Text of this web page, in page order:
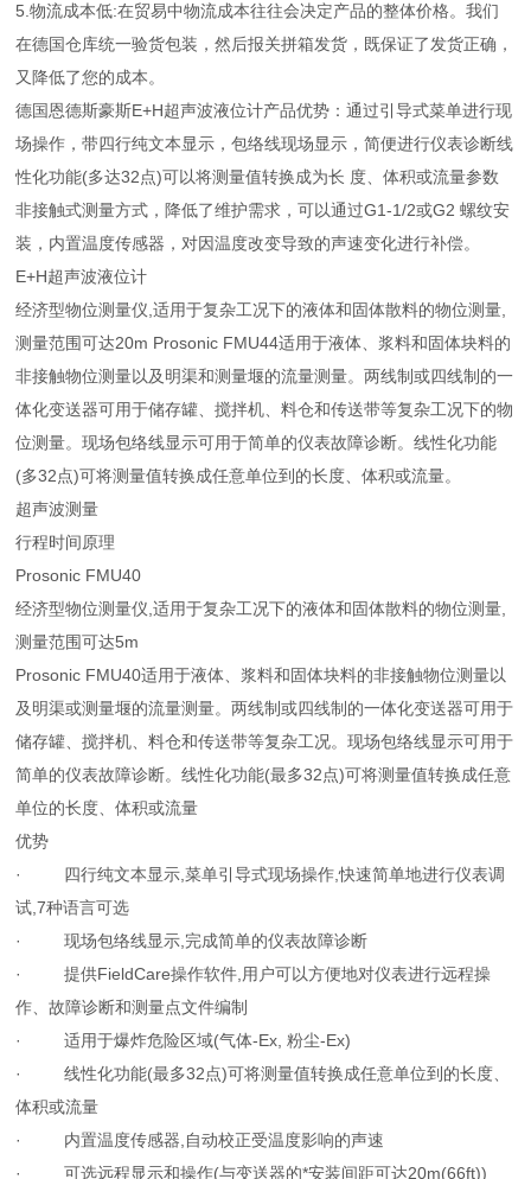
5.物流成本低:在贸易中物流成本往往会决定产品的整体价格。我们
在德国仓库统一验货包装，然后报关拼箱发货，既保证了发货正确，
又降低了您的成本。
德国恩德斯豪斯E+H超声波液位计产品优势：通过引导式菜单进行现
场操作，带四行纯文本显示，包络线现场显示，简便进行仪表诊断线
性化功能(多达32点)可以将测量值转换成为长 度、体积或流量参数
非接触式测量方式，降低了维护需求，可以通过G1-1/2或G2 螺纹安
装，内置温度传感器，对因温度改变导致的声速变化进行补偿。
E+H超声波液位计
经济型物位测量仪,适用于复杂工况下的液体和固体散料的物位测量,
测量范围可达20m Prosonic FMU44适用于液体、浆料和固体块料的
非接触物位测量以及明渠和测量堰的流量测量。两线制或四线制的一
体化变送器可用于储存罐、搅拌机、料仓和传送带等复杂工况下的物
位测量。现场包络线显示可用于简单的仪表故障诊断。线性化功能
(多32点)可将测量值转换成任意单位到的长度、体积或流量。
超声波测量
行程时间原理
Prosonic FMU40
经济型物位测量仪,适用于复杂工况下的液体和固体散料的物位测量,
测量范围可达5m
Prosonic FMU40适用于液体、浆料和固体块料的非接触物位测量以
及明渠或测量堰的流量测量。两线制或四线制的一体化变送器可用于
储存罐、搅拌机、料仓和传送带等复杂工况。现场包络线显示可用于
简单的仪表故障诊断。线性化功能(最多32点)可将测量值转换成任意
单位的长度、体积或流量
优势
· 四行纯文本显示,菜单引导式现场操作,快速简单地进行仪表调
试,7种语言可选
· 现场包络线显示,完成简单的仪表故障诊断
· 提供FieldCare操作软件,用户可以方便地对仪表进行远程操
作、故障诊断和测量点文件编制
· 适用于爆炸危险区域(气体-Ex, 粉尘-Ex)
· 线性化功能(最多32点)可将测量值转换成任意单位到的长度、
体积或流量
· 内置温度传感器,自动校正受温度影响的声速
· 可选远程显示和操作(与变送器的*安装间距可达20m(66ft))